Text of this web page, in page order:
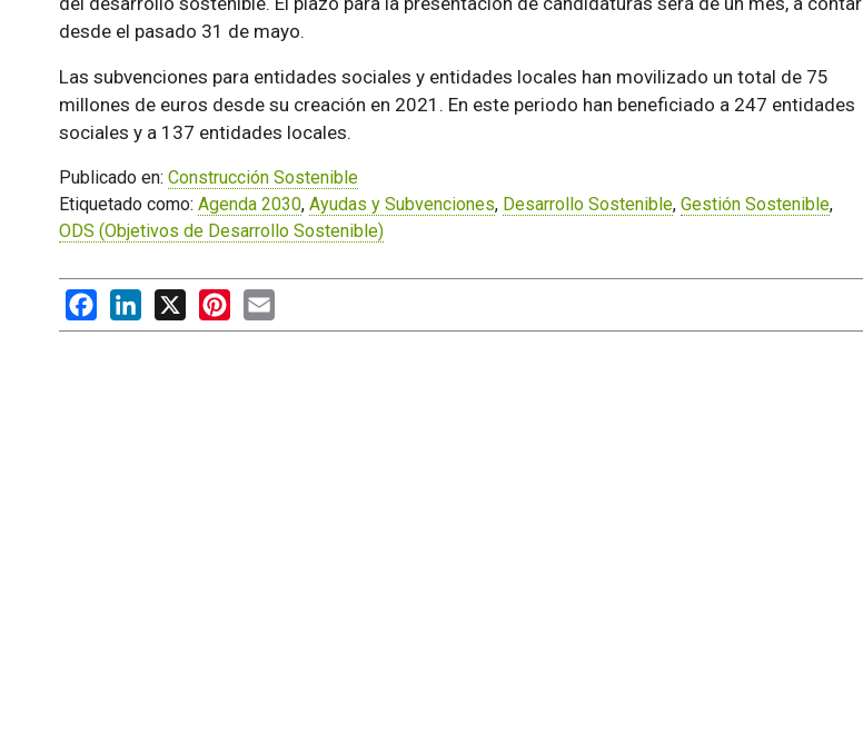
desde el pasado 31 de mayo.
Las subvenciones para entidades sociales y entidades locales han movilizado un total de 75
millones de euros desde su creación en 2021. En este periodo han beneficiado a 247 entidades
sociales y a 137 entidades locales.
Publicado en: Construcción Sostenible
Etiquetado como: Agenda 2030, Ayudas y Subvenciones, Desarrollo Sostenible, Gestión Sostenible,
ODS (Objetivos de Desarrollo Sostenible)
FacebookLinkedIn
X PinterestEmail